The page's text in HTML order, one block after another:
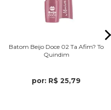
Batom Beijo Doce 02 Ta Afim? To
Quindim
por: R$ 25,79